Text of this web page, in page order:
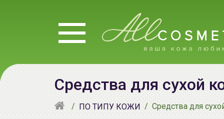
Средства для сухой
ПО ТИПУ КОЖИ Средства для